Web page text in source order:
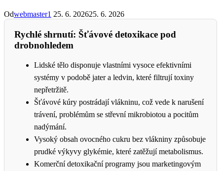
Odwebmaster1 25. 6. 202625. 6. 2026
Rychlé shrnutí: Šťávové detoxikace pod
drobnohledem
Lidské tělo disponuje vlastními vysoce efektivními
systémy v podobě jater a ledvin, které filtrují toxiny
nepřetržitě.
Šťávové kúry postrádají vlákninu, což vede k narušení
trávení, problémům se střevní mikrobiotou a pocitům
nadýmání.
Vysoký obsah ovocného cukru bez vlákniny způsobuje
prudké výkyvy glykémie, které zatěžují metabolismus.
Komerční detoxikační programy jsou marketingovým